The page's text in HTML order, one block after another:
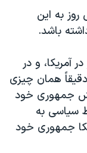
به این
باشد.
آمریکا، و در
همان چیزی
جمهوری خود
سیاسی به
جمهوری خود